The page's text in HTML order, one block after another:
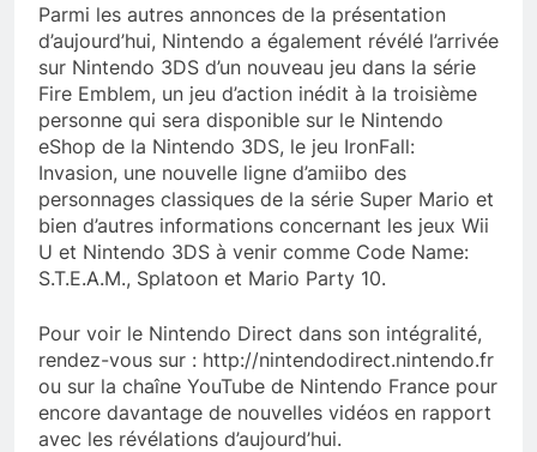
Parmi les autres annonces de la présentation
d’aujourd’hui, Nintendo a également révélé l’arrivée
sur Nintendo 3DS d’un nouveau jeu dans la série
Fire Emblem, un jeu d’action inédit à la troisième
personne qui sera disponible sur le Nintendo
eShop de la Nintendo 3DS, le jeu IronFall:
Invasion, une nouvelle ligne d’amiibo des
personnages classiques de la série Super Mario et
bien d’autres informations concernant les jeux Wii
U et Nintendo 3DS à venir comme Code Name:
S.T.E.A.M., Splatoon et Mario Party 10.
Pour voir le Nintendo Direct dans son intégralité,
rendez-vous sur : http://nintendodirect.nintendo.fr
ou sur la chaîne YouTube de Nintendo France pour
encore davantage de nouvelles vidéos en rapport
avec les révélations d’aujourd’hui.